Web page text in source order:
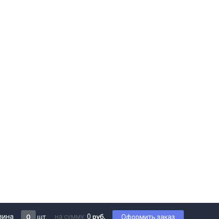
0 шт. на сумму: 0 руб. Оформить заказ